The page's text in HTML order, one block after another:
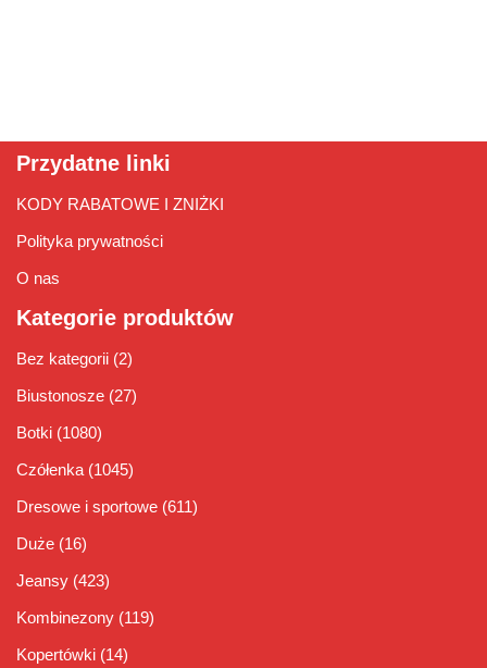
Przydatne linki
KODY RABATOWE I ZNIŻKI
Polityka prywatności
O nas
Kategorie produktów
Bez kategorii (2)
Biustonosze (27)
Botki (1080)
Czółenka (1045)
Dresowe i sportowe (611)
Duże (16)
Jeansy (423)
Kombinezony (119)
Kopertówki (14)